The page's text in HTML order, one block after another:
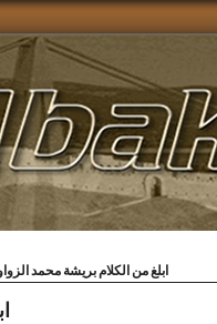
ابلغ من الكلام بريشة محمد